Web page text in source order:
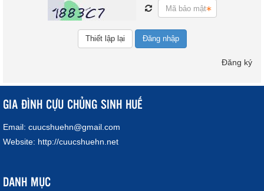
Đăng nhập
Đăng ký
GIA ĐÌNH CỰU CHỦNG SINH HUẾ
Email: cuucshuehn@gmail.com
Website: http://cuucshuehn.net
DANH MỤC